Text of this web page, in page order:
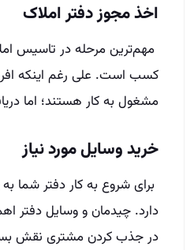
اخذ مجوز دفتر املاک
مهم‌ترین مرحله در تاسیس
کسب است. علی رغم اینکه
مشغول به کار هستند؛ اما
خرید وسایل مورد نیاز
برای شروع به کار دفتر شما
دارد. چیدمان و وسایل دفتر
در جذب کردن مشتری نقش